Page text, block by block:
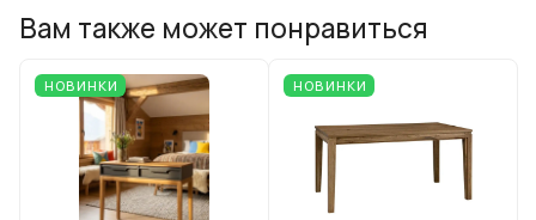
Вам также может понравиться
НОВИНКИ НОВИНКИ